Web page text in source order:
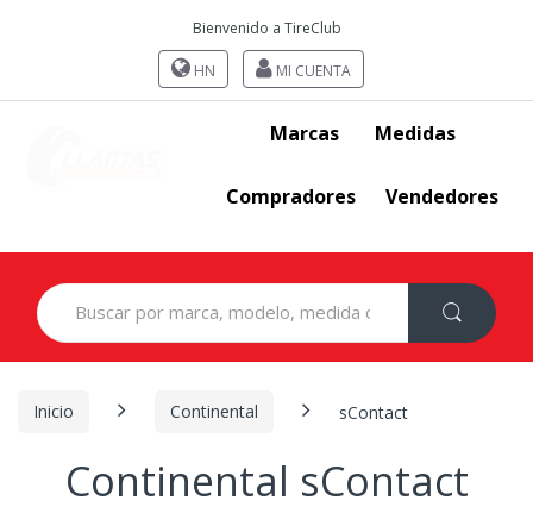
Bienvenido a TireClub
HN MI CUENTA
Marcas Medidas
Compradores Vendedores
Search
for:
Inicio Continental sContact
Continental sContact